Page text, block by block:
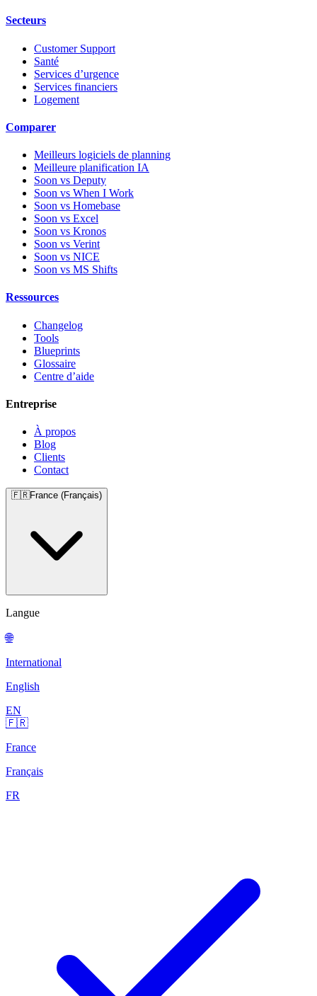
Secteurs
Customer Support
Santé
Services d’urgence
Services financiers
Logement
Comparer
Meilleurs logiciels de planning
Meilleure planification IA
Soon vs Deputy
Soon vs When I Work
Soon vs Homebase
Soon vs Excel
Soon vs Kronos
Soon vs Verint
Soon vs NICE
Soon vs MS Shifts
Ressources
Changelog
Tools
Blueprints
Glossaire
Centre d’aide
Entreprise
À propos
Blog
Clients
Contact
🇫🇷France (Français)
Langue
🌐
International
English
EN
🇫🇷
France
Français
FR